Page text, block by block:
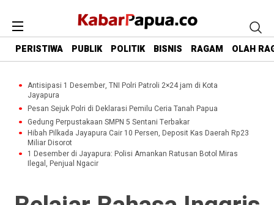
PERISTIWA PUBLIK POLITIK BISNIS RAGAM OLAH
Antisipasi 1 Desember, TNI Polri Patroli 2×24 jam di Kota
Jayapura
Pesan Sejuk Polri di Deklarasi Pemilu Ceria Tanah Papua
Gedung Perpustakaan SMPN 5 Sentani Terbakar
Hibah Pilkada Jayapura Cair 10 Persen, Deposit Kas Daerah Rp23
Miliar Disorot
1 Desember di Jayapura: Polisi Amankan Ratusan Botol Miras
Ilegal, Penjual Ngacir